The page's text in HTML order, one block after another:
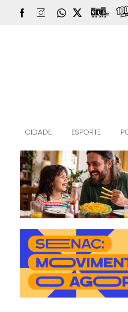
CIDADE ESPORTE